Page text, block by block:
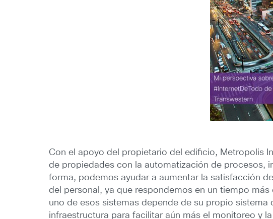
Con el apoyo del propietario del edificio, Metropolis
de propiedades con la automatización de procesos,
forma, podemos ayudar a aumentar la satisfacción
del personal, ya que respondemos en un tiempo
uno de esos sistemas depende de su propio
infraestructura para facilitar aún más el monitoreo y